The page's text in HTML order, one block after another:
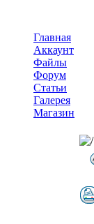
Главная
Аккаунт
Файлы
Форум
Статьи
Галерея
Магазин